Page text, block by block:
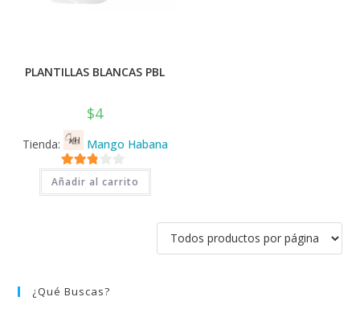
PLANTILLAS BLANCAS PBL
$4
Tienda: Mango Habana
2.71
de 5
Añadir al carrito
¿Qué Buscas?